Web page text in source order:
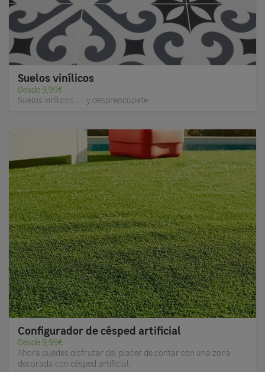
Suelos vinílicos
Desde 9,99€
Suelos vinílicos...... y despreocúpate
Configurador de césped artificial
Desde 9,99€
Ahora puedes disfrutar del placer de contar con una zona
decorada con césped artificial.